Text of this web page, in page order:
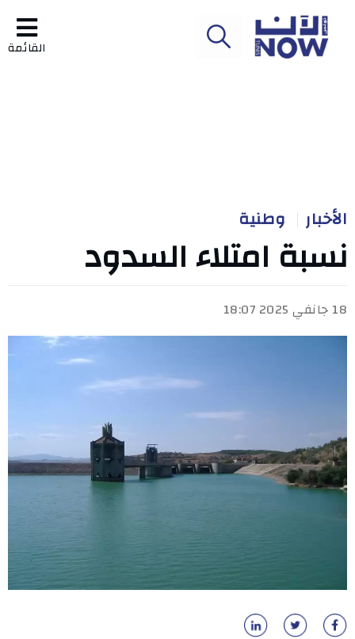
القائمة
الأخبار وطنية
نسبة امتلاء السدود
18 جانفي 2025 18:07